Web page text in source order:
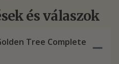
és válaszok
Tree Complete